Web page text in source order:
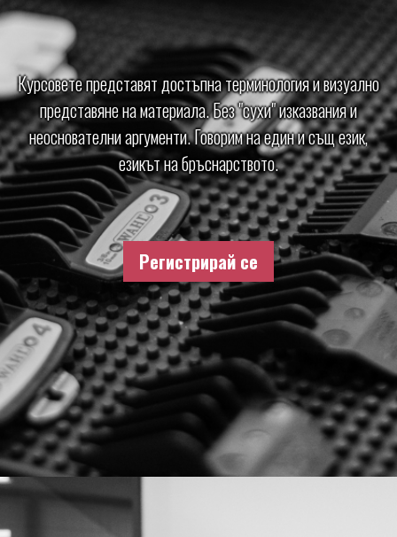
Курсовете представят достъпна терминология и визуално
представяне на материала. Без "сухи" изказвания и
неоснователни аргументи. Говорим на един и същ език,
езикът на бръснарството.
Регистрирай се